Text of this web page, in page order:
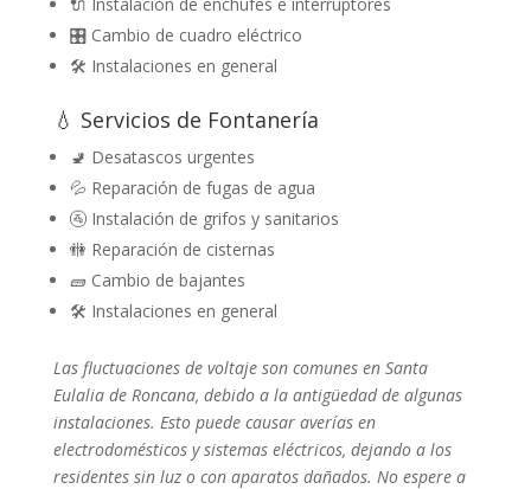
🎛️ Cambio de cuadro eléctrico
🛠️ Instalaciones en general
💧 Servicios de Fontanería
🚽 Desatascos urgentes
💦 Reparación de fugas de agua
🚰 Instalación de grifos y sanitarios
🚻 Reparación de cisternas
🧱 Cambio de bajantes
🛠️ Instalaciones en general
Las fluctuaciones de voltaje son comunes en Santa
Eulalia de Roncana, debido a la antigüedad de algunas
instalaciones. Esto puede causar averías en
electrodomésticos y sistemas eléctricos, dejando a los
residentes sin luz o con aparatos dañados. No espere a